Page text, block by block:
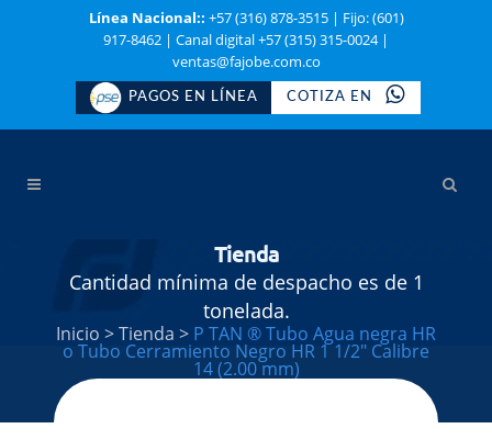
Línea Nacional:: +57 (316) 878-3515| Fijo: (601)
917-8462 | Canal digital +57 (315) 315-0024|
ventas@fajobe.com.co
PAGOS EN LÍNEA COTIZA EN
Tienda
Cantidad mínima de despacho es de 1
tonelada.
Inicio >Tienda > P TAN ® Tubo Agua negra HR
o Tubo Cerramiento Negro HR 1 1/2″ Calibre
14 (2.00 mm)